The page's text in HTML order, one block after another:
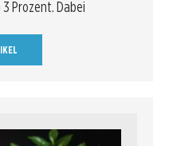
Prozent. Dabei